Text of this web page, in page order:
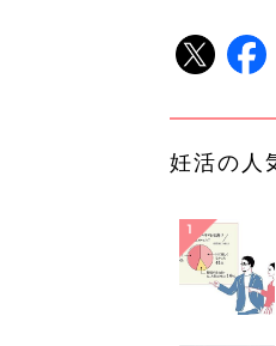
妊活の人